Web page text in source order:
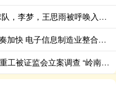
通弘网配资 中国女篮打顶级球队，李梦，王思雨被呼唤入队，双方有得一打
鼎冠配资 A股并购重组审核节奏加快 电子信息制造业整合更趋活跃
智宣策略 债市公告精选 | 太原重工被证监会立案调查 “岭南转债”拟于7月31日发放第二期偿付资金